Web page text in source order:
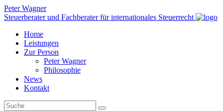
Peter Wagner
Steuerberater und Fachberater für internationales Steuerrecht
Home
Leistungen
Zur Person
Peter Wagner
Philosophie
News
Kontakt